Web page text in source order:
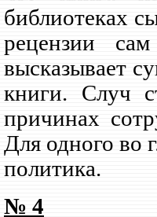
библиотеках
рецензии
высказывает
книги. Случ
причинах
Для одного во
политика.
№ 4